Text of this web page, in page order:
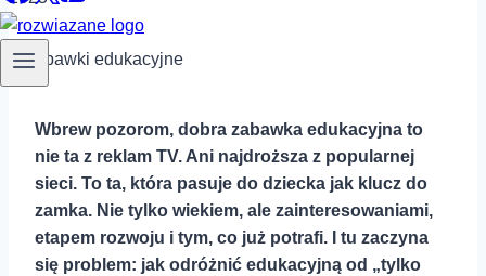
Wbrew pozorom, dobra zabawka edukacyjna to
nie ta z reklam TV. Ani najdroższa z popularnej
sieci. To ta, która pasuje do dziecka jak klucz do
zamka. Nie tylko wiekiem, ale zainteresowaniami,
etapem rozwoju i tym, co już potrafi. I tu zaczyna
się problem: jak odróżnić edukacyjną od „tylko